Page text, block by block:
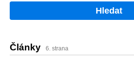
Hledat
Články 6. strana